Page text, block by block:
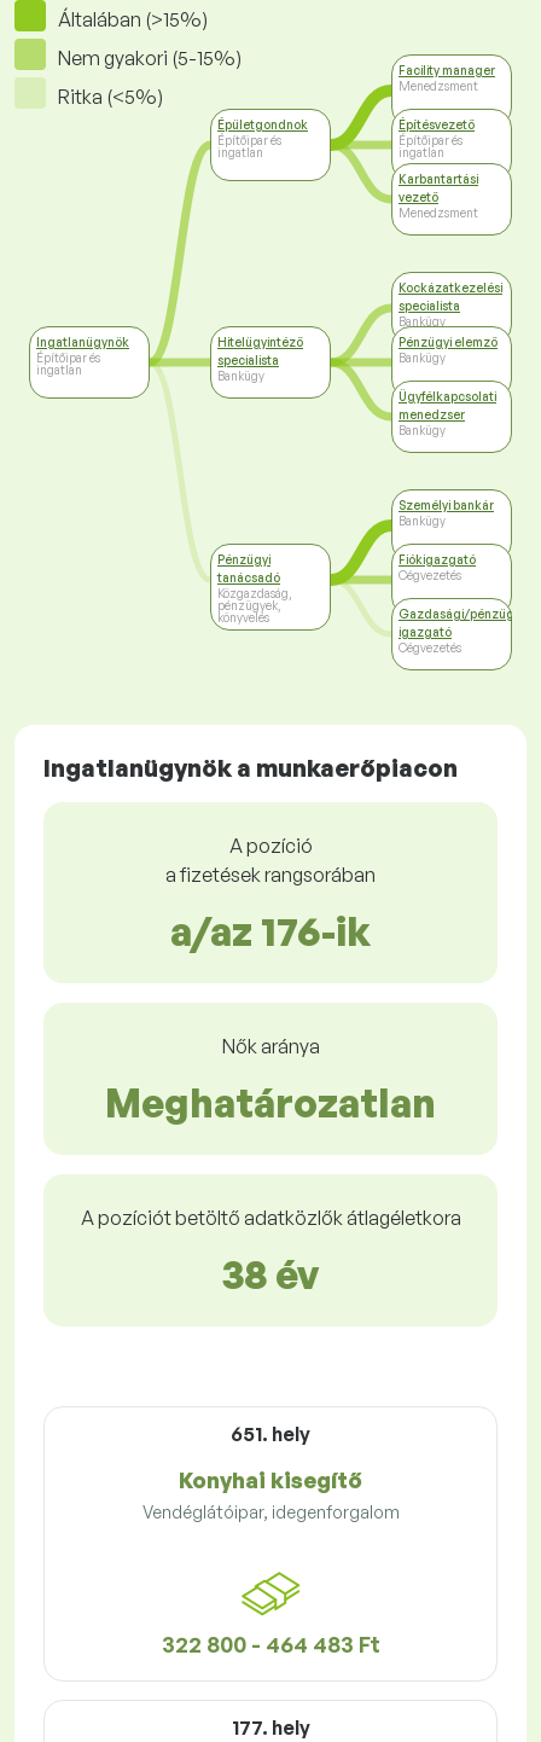
Általában (>15%)
Nem gyakori (5-15%)
Ritka (<5%)
Ingatlanügynök
Építőipar és
ingatlan
Épületgondnok
Építőipar és
ingatlan
Hitelügyintéző
specialista
Bankügy
Pénzügyi
tanácsadó
Közgazdaság,
pénzügyek,
könyvelés
Facility manager
Menedzsment
Építésvezető
Építőipar és
ingatlan
Karbantartási
vezető
Menedzsment
Kockázatkezelési
specialista
Bankügy
Pénzügyi elemző
Bankügy
Ügyfélkapcsolati
menedzser
Bankügy
Személyi bankár
Bankügy
Fiókigazgató
Cégvezetés
Gazdasági/pénzügyi
igazgató
Cégvezetés
Ingatlanügynök a munkaerőpiacon
A pozíció
a fizetések rangsorában
a/az 176-ik
Nők aránya
Meghatározatlan
A pozíciót betöltő adatközlők átlagéletkora
38 év
651. hely
Konyhai kisegítő
Vendéglátóipar, idegenforgalom
322 800 - 464 483 Ft
177. hely